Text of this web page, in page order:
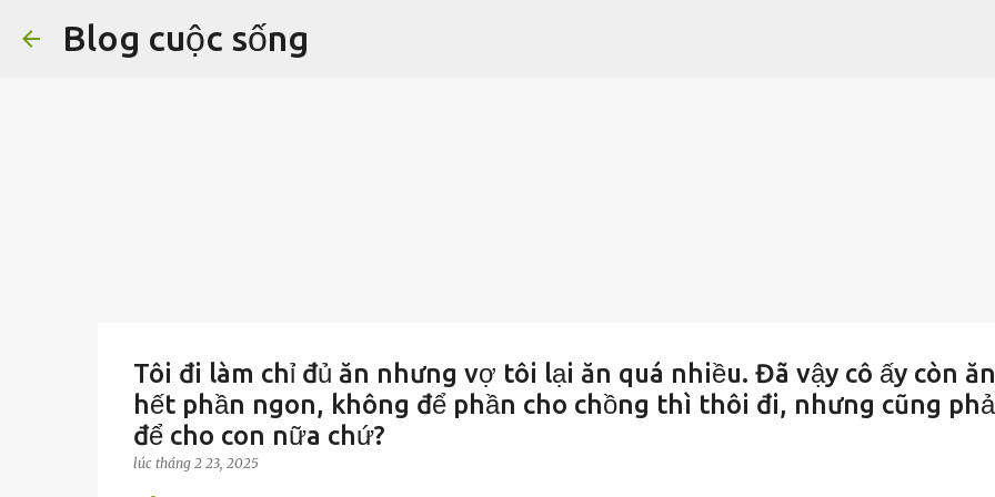
Blog cuộc sống
Tôi đi làm chỉ đủ ăn nhưng vợ tôi lại ăn quá nhiều. Đã vậy cô ấy còn ăn
hết phần ngon, không để phần cho chồng thì thôi đi, nhưng cũng
để cho con nữa chứ?
lúc tháng 2 23, 2025